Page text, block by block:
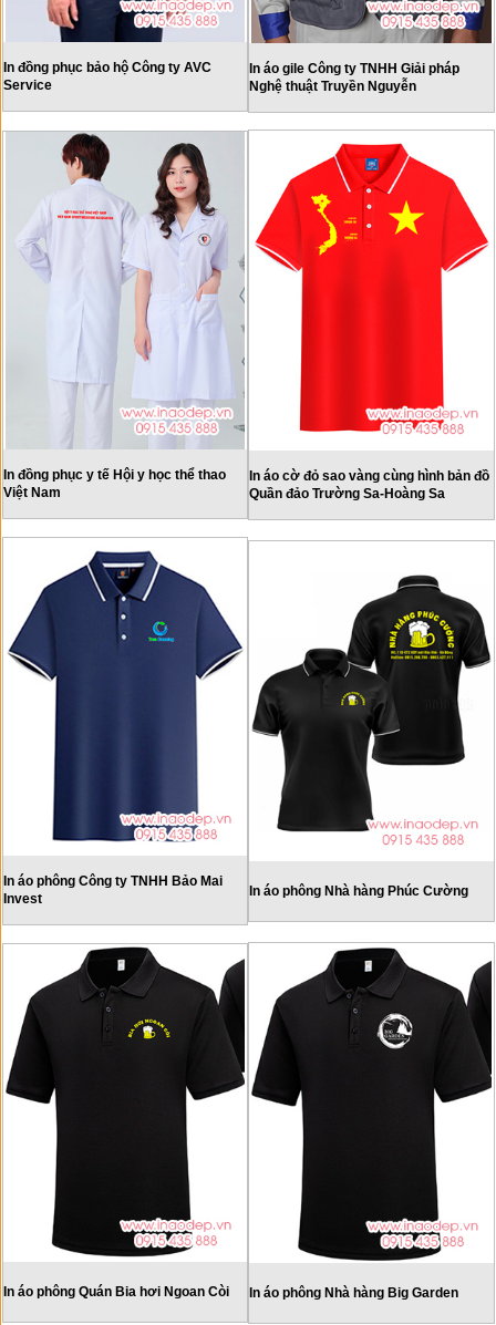
In đồng phục bảo hộ Công ty AVC
Service
In áo gile Công ty TNHH Giải pháp
Nghệ thuật Truyền Nguyễn
In đồng phục y tế Hội y học thể thao
Việt Nam
In áo cờ đỏ sao vàng cùng hình bản đồ
Quần đảo Trường Sa-Hoàng Sa
In áo phông Công ty TNHH Bảo Mai
Invest
In áo phông Nhà hàng Phúc Cường
In áo phông Quán Bia hơi Ngoan Còi In áo phông Nhà hàng Big Garden